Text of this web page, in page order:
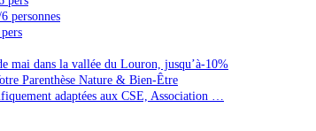
personnes
mai dans la vallée du Louron, jusqu’à-10%
Parenthèse Nature & Bien-Être
adaptées aux CSE, Association …